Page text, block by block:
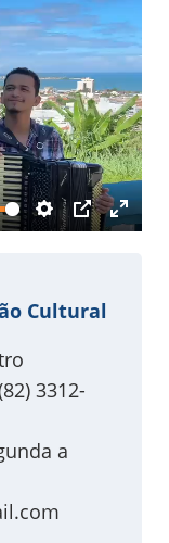
Settings
PIP
Enter
Cultural
3312-
a